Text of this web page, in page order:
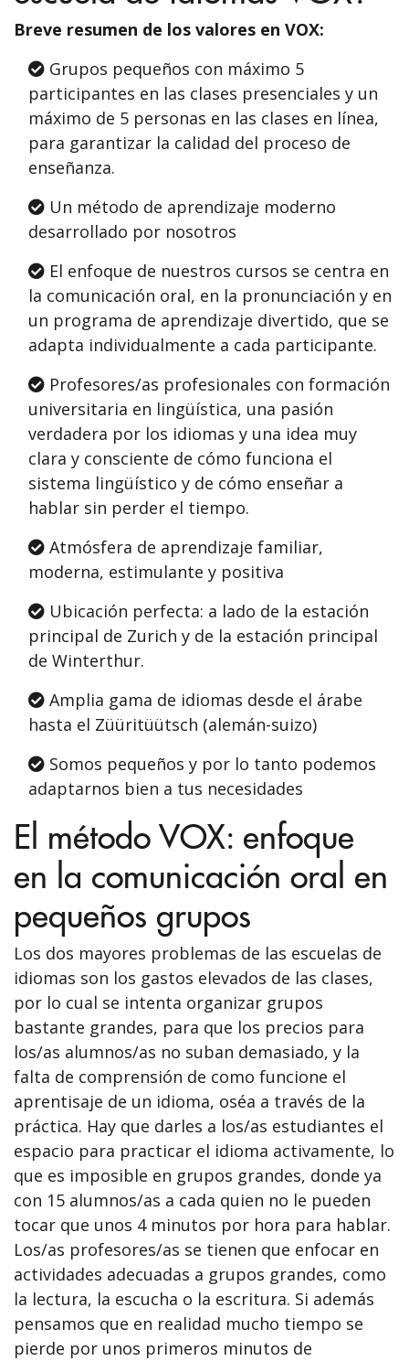
Breve resumen de los valores en VOX:
Grupos pequeños con máximo 5
participantes en las clases presenciales y un
máximo de 5 personas en las clases en línea,
para garantizar la calidad del proceso de
enseñanza.
Un método de aprendizaje moderno
desarrollado por nosotros
El enfoque de nuestros cursos se centra en
la comunicación oral, en la pronunciación y en
un programa de aprendizaje divertido, que se
adapta individualmente a cada participante.
Profesores/as profesionales con formación
universitaria en lingüística, una pasión
verdadera por los idiomas y una idea muy
clara y consciente de cómo funciona el
sistema lingüístico y de cómo enseñar a
hablar sin perder el tiempo.
Atmósfera de aprendizaje familiar,
moderna, estimulante y positiva
Ubicación perfecta: a lado de la estación
principal de Zurich y de la estación principal
de Winterthur.
Amplia gama de idiomas desde el árabe
hasta el Züüritüütsch (alemán-suizo)
Somos pequeños y por lo tanto podemos
adaptarnos bien a tus necesidades
El método VOX: enfoque
en la comunicación oral en
pequeños grupos
Los dos mayores problemas de las escuelas de
idiomas son los gastos elevados de las clases,
por lo cual se intenta organizar grupos
bastante grandes, para que los precios para
los/as alumnos/as no suban demasiado, y la
falta de comprensión de como funcione el
aprentisaje de un idioma, oséa a través de la
práctica. Hay que darles a los/as estudiantes el
espacio para practicar el idioma activamente, lo
que es imposible en grupos grandes, donde ya
con 15 alumnos/as a cada quien no le pueden
tocar que unos 4 minutos por hora para hablar.
Los/as profesores/as se tienen que enfocar en
actividades adecuadas a grupos grandes, como
la lectura, la escucha o la escritura. Si además
pensamos que en realidad mucho tiempo se
pierde por unos primeros minutos de